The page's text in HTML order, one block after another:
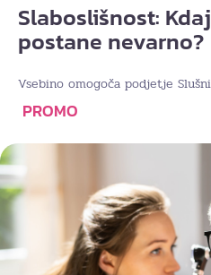
Slaboslišnost:
postane nevarno?
Vsebino omogoča podjetje
PROMO